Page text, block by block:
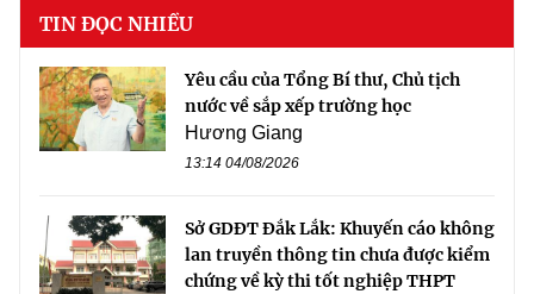
TIN ĐỌC NHIỀU
Yêu cầu của Tổng Bí thư, Chủ tịch
nước về sắp xếp trường học
Hương Giang
13:14 04/08/2026
Sở GDĐT Đắk Lắk: Khuyến cáo không
lan truyền thông tin chưa được kiểm
chứng về kỳ thi tốt nghiệp THPT